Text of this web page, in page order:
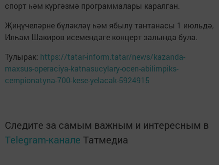
спорт һәм күргәзмә программалары каралган.
Җиңүчеләрне бүләкләү һәм ябылу тантанасы 1 июльдә,
Илһам Шакиров исемендәге концерт залында була.
Тулырак: https://tatar-inform.tatar/news/kazanda-
maxsus-operaciya-katnasucylary-ocen-abilimpiks-
cempionatyna-700-kese-yelacak-5924915
Следите за самым важным и интересным в
Telegram-канале Татмедиа